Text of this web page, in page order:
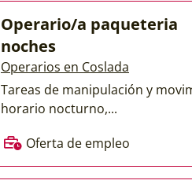
Operario/a paqueteria
noches
Operarios en Coslada
Tareas de manipulación y
horario nocturno,...
Oferta de empleo